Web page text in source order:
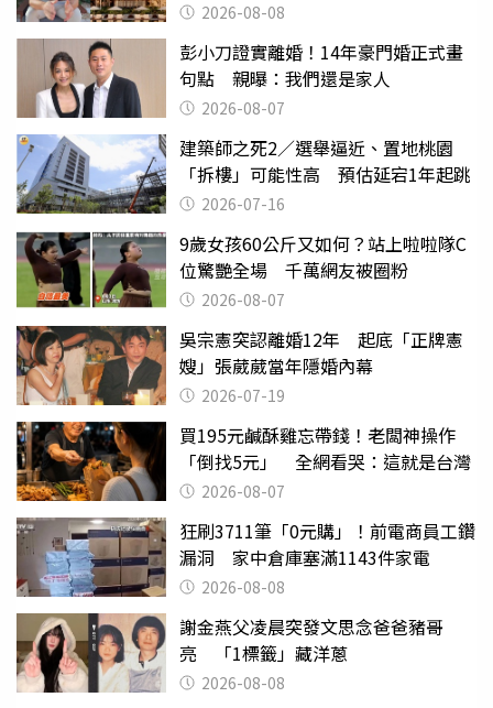
2026-08-08
彭小刀證實離婚！14年豪門婚正式畫
句點 親曝：我們還是家人
2026-08-07
建築師之死2／選舉逼近、置地桃園
「拆樓」可能性高 預估延宕1年起跳
2026-07-16
9歲女孩60公斤又如何？站上啦啦隊C
位驚艷全場 千萬網友被圈粉
2026-08-07
吳宗憲突認離婚12年 起底「正牌憲
嫂」張葳葳當年隱婚內幕
2026-07-19
買195元鹹酥雞忘帶錢！老闆神操作
「倒找5元」 全網看哭：這就是台灣
2026-08-07
狂刷3711筆「0元購」！前電商員工鑽
漏洞 家中倉庫塞滿1143件家電
2026-08-08
謝金燕父凌晨突發文思念爸爸豬哥
亮 「1標籤」藏洋蔥
2026-08-08